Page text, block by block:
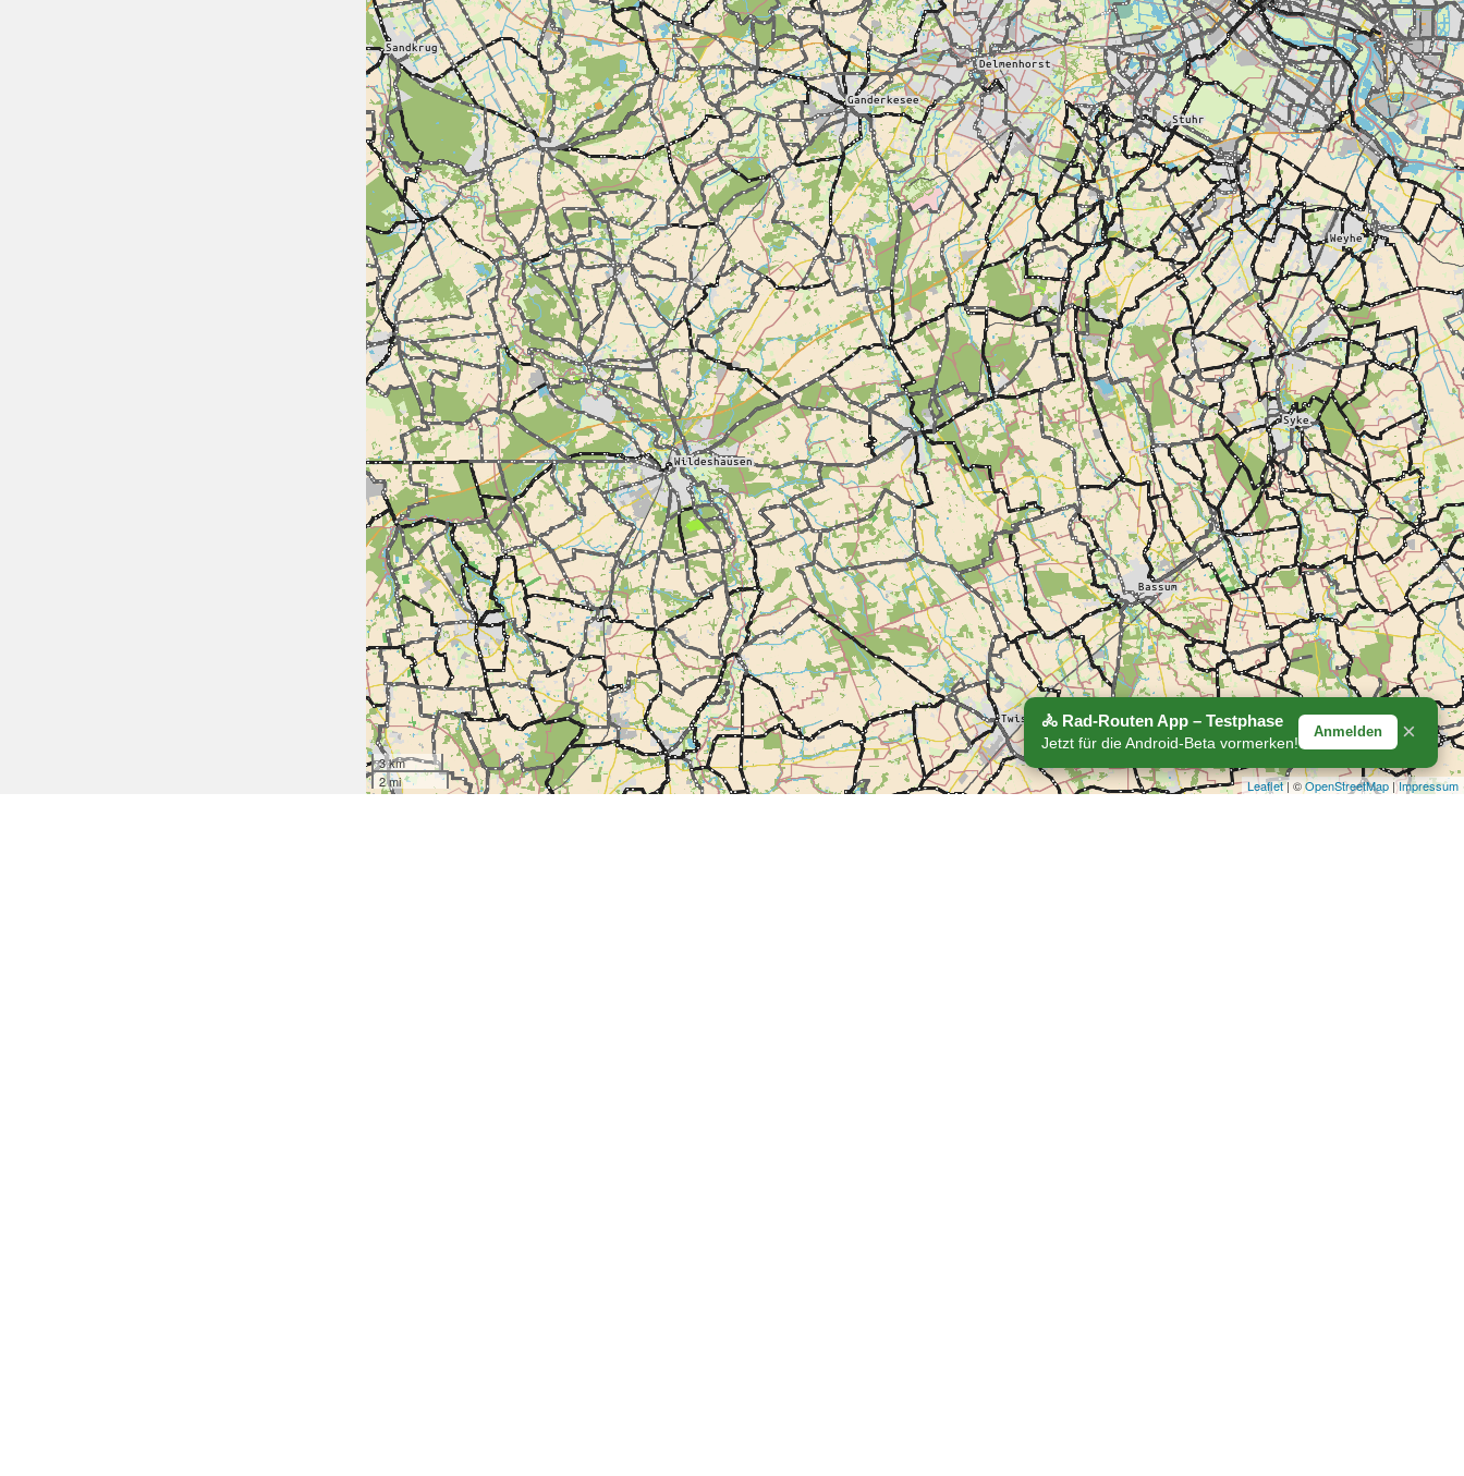
3 km
2 mi
Leaflet| ©OpenStreetMap |Impressum
🚴 Rad-Routen App – Testphase
Jetzt für die Android-Beta vormerken!
Anmelden ×